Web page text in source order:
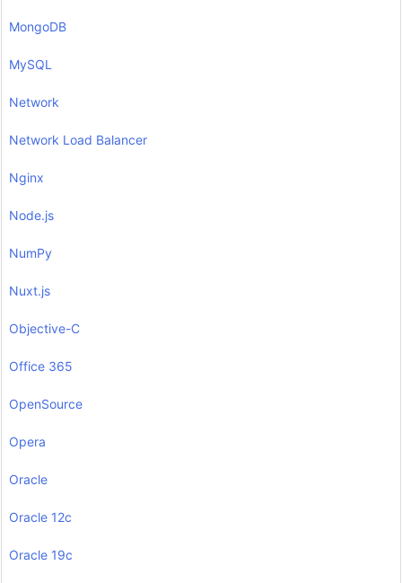
MongoDB
MySQL
Network
Network Load Balancer
Nginx
Node.js
NumPy
Nuxt.js
Objective-C
Office 365
OpenSource
Opera
Oracle
Oracle 12c
Oracle 19c